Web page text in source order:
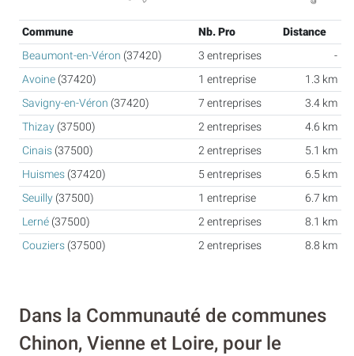
Commune Nb. Pro
Distance
Beaumont-en-Véron (37420) 3 entreprises
-
Avoine (37420) 1 entreprise
1.3 km
Savigny-en-Véron (37420) 7 entreprises
3.4 km
Thizay (37500) 2 entreprises
4.6 km
Cinais (37500) 2 entreprises
5.1 km
Huismes (37420) 5 entreprises
6.5 km
Seuilly (37500) 1 entreprise
6.7 km
Lerné (37500) 2 entreprises
8.1 km
Couziers (37500) 2 entreprises 8.8 km
Dans la Communauté de communes
Chinon, Vienne et Loire, pour le